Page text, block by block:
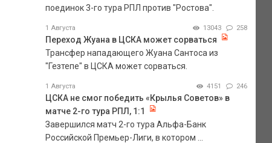
поединок 3-го тура РПЛ против "Ростова".
1 Августа 13043 258
Переход Жуана в ЦСКА может сорваться
Трансфер нападающего Жуана Сантоса из
"Гезтепе" в ЦСКА может сорваться.
1 Августа 4151 246
ЦСКА не смог победить «Крылья Советов» в
матче 2-го тура РПЛ, 1:1
Завершился матч 2-го тура Альфа-Банк
Российской Премьер-Лиги, в котором ...